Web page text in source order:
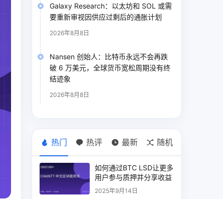
Galaxy Research：以太坊和 SOL 或需
要重新审视因供应过剩后的通胀计划
2026年8月8日
Nansen 创始人：比特币永远不会再跌
破 6 万美元，全球货币宽松周期没有终
结迹象
2026年8月8日
热门 热评 最新 随机
如何通过BTC LSD让更多
用户参与质押并分享收益
2025年9月14日